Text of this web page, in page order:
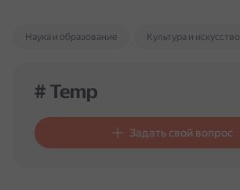
Наука и образование Культура и искусство
# Temp
Задать свой вопрос